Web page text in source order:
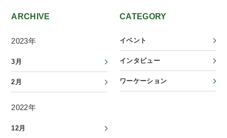
ARCHIVE
2023年
3月
2月
2022年
12月
CATEGORY
イベント
インタビュー
ワーケーション